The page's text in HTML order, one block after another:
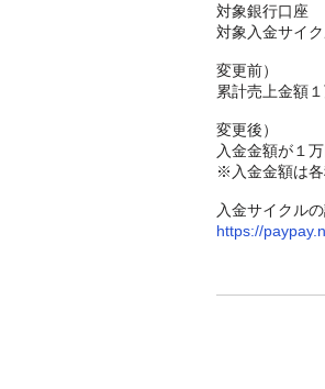
対象銀行口座
対象入金サイ
変更前）
累計売上金額
変更後）
入金金額が１
※入金金額は
入金サイクル
https://